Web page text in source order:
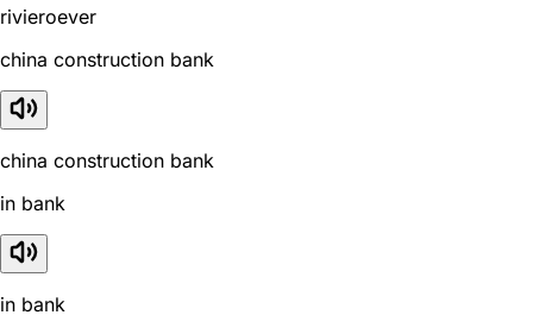
rivieroever
china construction bank
china construction bank
in bank
in bank